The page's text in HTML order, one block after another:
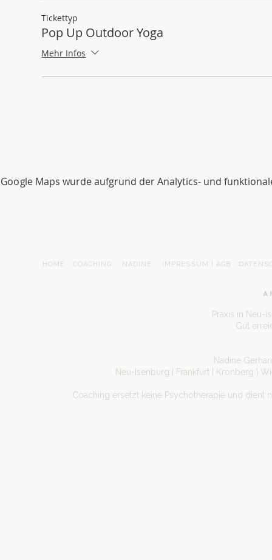
Tickettyp
Pop Up Outdoor Yoga
Mehr Infos
Google Maps wurde aufgrund der Analytics- und
HOME COACHING NADINE IMPRESSUM | AGB
Praxis in Neu-
Gut
Nadine
Neu-Isenburg | Frankfurt | Kronberg |
Coaching ersetzt keine Psychotherapie und dient